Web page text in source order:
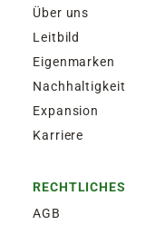
Über uns
Leitbild
Eigenmarken
Nachhaltigkeit
Expansion
Karriere
RECHTLICHES
AGB